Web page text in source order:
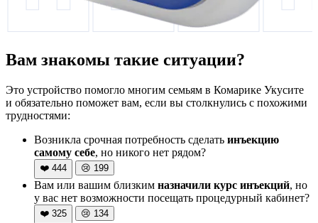
Вам знакомы такие ситуации?
Это устройство помогло многим семьям в Комарике Укусите
и обязательно поможет вам, если вы столкнулись с похожими
трудностями:
Возникла срочная потребность сделать инъекцию
самому себе, но никого нет рядом?
❤️ 444 😢 199
Вам или вашим близким назначили курс инъекций, но
у вас нет возможности посещать процедурный кабинет?
❤️ 325 😢 134